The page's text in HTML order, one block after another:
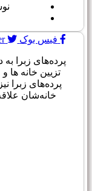
فیس بوک
پرده‌های زبرا
تزیین خانه
پرده‌های زبرا
خانه‌شان